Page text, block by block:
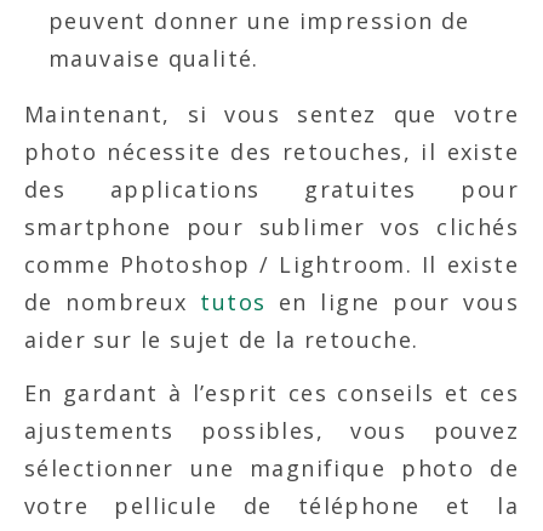
peuvent donner une impression de
mauvaise qualité.
Maintenant, si vous sentez que votre
photo nécessite des retouches, il existe
des applications gratuites pour
smartphone pour sublimer vos clichés
comme Photoshop / Lightroom. Il existe
de nombreux tutos en ligne pour vous
aider sur le sujet de la retouche.
En gardant à l’esprit ces conseils et ces
ajustements possibles, vous pouvez
sélectionner une magnifique photo de
votre pellicule de téléphone et la